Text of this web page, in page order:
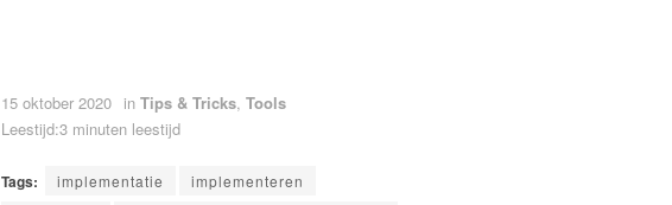
15 oktober 2020 in Tips & Tricks, Tools
Leestijd:3 minuten leestijd
Tags: implementatie
implementeren